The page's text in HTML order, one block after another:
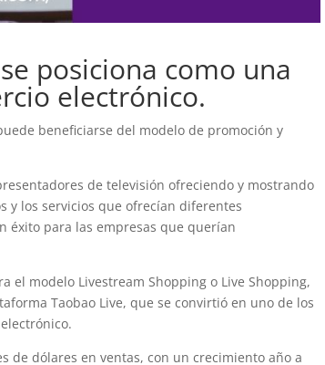
posiciona como una
electrónico.
beneficiarse del modelo de promoción y
de televisión ofreciendo y mostrando
y los servicios que ofrecían diferentes
éxito para las empresas que querían
el modelo Livestream Shopping o Live Shopping,
Taobao Live, que se convirtió en uno de los
de dólares en ventas, con un crecimiento año a